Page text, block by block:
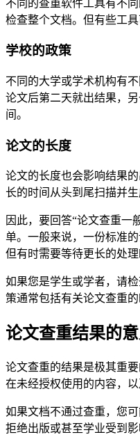
不同的查重软件工具有不
检查整个文档。但有些工
学校的政策
不同的大学或学术机构有
论文后第二天就出结果，
间。
论文的长度
论文的长度也会影响结果
长的时间从头到尾扫描并生
因此，要回答“论文查重一
单。一般来说，一份标准
但有时需要等待更长的处理
如果您是学生或学者，请
策通常包括有关论文查重的
论文查重结果的
论文查重的结果是极其重
在未经授权使用的内容，
如果文档不通过查重，您
拒绝出版或甚至学业受到